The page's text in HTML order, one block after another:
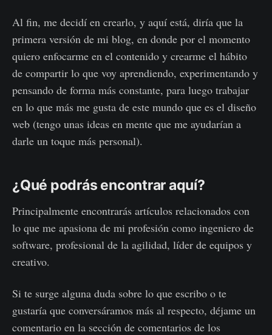
Al fin, me decidí en crearlo, y aquí está, diría que la
primera versión de mi blog, en donde por el momento
quiero enfocarme en el contenido y crearme el hábito
de compartir lo que voy aprendiendo, experimentando y
pensando de forma más constante, para luego trabajar
en lo que más me gusta de este mundo que es el diseño
web (tengo unas ideas en mente que me ayudarían a
darle un toque más personal).
¿Qué podrás encontrar aquí?
Principalmente encontrarás artículos relacionados con
lo que me apasiona de mi profesión como ingeniero de
software, profesional de la agilidad, líder de equipos y
creativo.
Si te surge alguna duda sobre lo que escribo o te
gustaría que conversáramos más al respecto, déjame un
comentario en la sección de comentarios de los